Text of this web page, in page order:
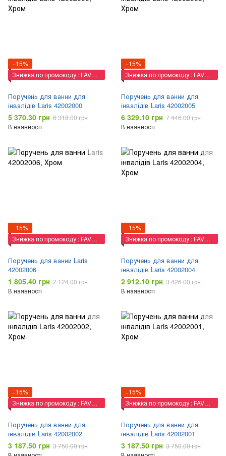
−15%
Знижка по промокоду : FAVORIT
Поручень для ванни для
інвалідів Laris 42002000
5 370.30 грн 6 318.00 грн
В наявності
−15%
Знижка по промокоду : FAVORIT
Поручень для ванни для
інвалідів Laris 42002005
6 329.10 грн 7 446.00 грн
В наявності
−15%
Знижка по промокоду : FAVORIT
Поручень для ванни Laris
42002006
1 805.40 грн 2 124.00 грн
В наявності
−15%
Знижка по промокоду : FAVORIT
Поручень для ванни для
інвалідів Laris 42002004
2 912.10 грн 3 426.00 грн
В наявності
−15%
Знижка по промокоду : FAVORIT
Поручень для ванни для
інвалідів Laris 42002002
3 187.50 грн 3 750.00 грн
−15%
Знижка по промокоду : FAVORIT
Поручень для ванни для
інвалідів Laris 42002001
3 187.50 грн 3 750.00 грн